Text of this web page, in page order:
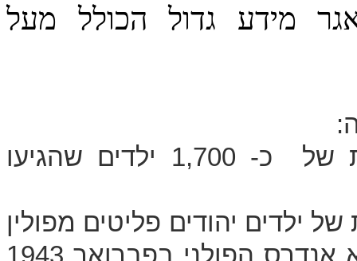
מידע גדול הכולל מעל
כרטסת ילדי גרמניה - כרטסת שמית של כ- 1,700 ילדים שהגיעו
טהרן - המכילה 893 שמות של ילדים יהודים פליטים מפולין